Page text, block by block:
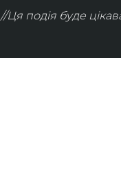
//Ця подія буде